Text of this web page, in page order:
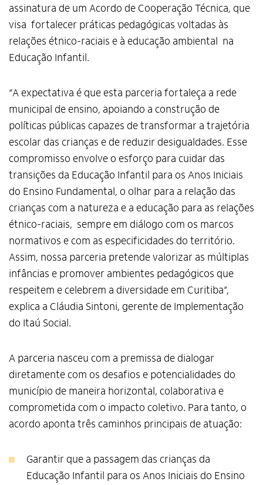
assinatura de um Acordo de Cooperação Técnica, que
visa fortalecer práticas pedagógicas voltadas às
relações étnico-raciais e à educação ambiental na
Educação Infantil.
“A expectativa é que esta parceria fortaleça a rede
municipal de ensino, apoiando a construção de
políticas públicas capazes de transformar a trajetória
escolar das crianças e de reduzir desigualdades. Esse
compromisso envolve o esforço para cuidar das
transições da Educação Infantil para os Anos Iniciais
do Ensino Fundamental, o olhar para a relação das
crianças com a natureza e a educação para as relações
étnico-raciais, sempre em diálogo com os marcos
normativos e com as especificidades do território.
Assim, nossa parceria pretende valorizar as múltiplas
infâncias e promover ambientes pedagógicos que
respeitem e celebrem a diversidade em Curitiba”,
explica a Cláudia Sintoni, gerente de Implementação
do Itaú Social.
A parceria nasceu com a premissa de dialogar
diretamente com os desafios e potencialidades do
município de maneira horizontal, colaborativa e
comprometida com o impacto coletivo. Para tanto, o
acordo aponta três caminhos principais de atuação:
Garantir que a passagem das crianças da
Educação Infantil para os Anos Iniciais do Ensino